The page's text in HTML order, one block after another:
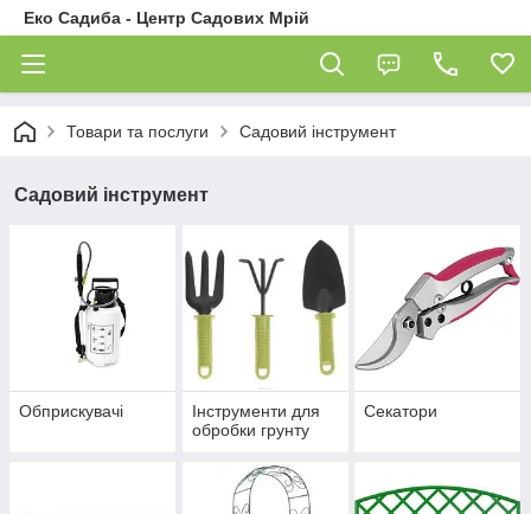
Еко Садиба - Центр Садових Мрій
Товари та послуги Садовий інструмент
Садовий інструмент
Обприскувачі
Інструменти для
обробки грунту
Секатори